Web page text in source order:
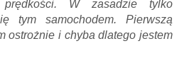
prędkości. W zasadzie tylko
tym samochodem. Pierwszą
ostrożnie i chyba dlatego jestem